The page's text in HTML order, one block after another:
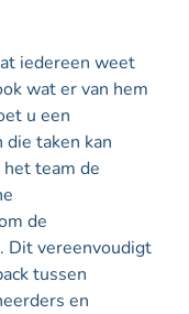
iedereen weet
wat er van hem
u een
taken kan
team de
de
Dit vereenvoudigt
tussen
en